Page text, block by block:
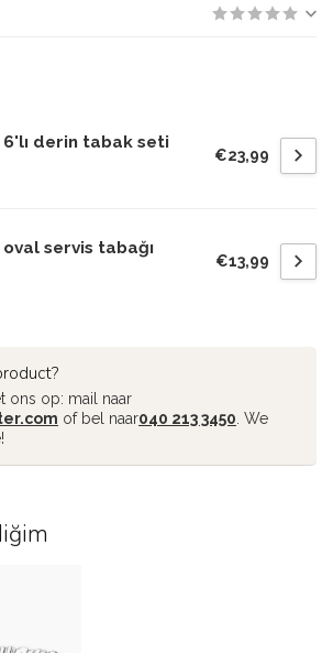
derin tabak seti
€23,99
servis tabağı
€13,99
ons op: mail naar
of bel naar040 213 3450 . We